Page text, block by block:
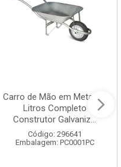
Carro de Mão em Metal 60
Litros Completo
Construtor Galvaniz...
Código: 296641
Embalagem: PC0001PC